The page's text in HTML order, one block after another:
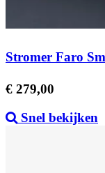
Stromer Faro
Prijs
€ 279,00
Snel bekijken